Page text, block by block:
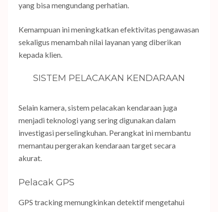
yang bisa mengundang perhatian.
Kemampuan ini meningkatkan efektivitas pengawasan
sekaligus menambah nilai layanan yang diberikan
kepada klien.
SISTEM PELACAKAN KENDARAAN
Selain kamera, sistem pelacakan kendaraan juga
menjadi teknologi yang sering digunakan dalam
investigasi perselingkuhan. Perangkat ini membantu
memantau pergerakan kendaraan target secara
akurat.
Pelacak GPS
GPS tracking memungkinkan detektif mengetahui